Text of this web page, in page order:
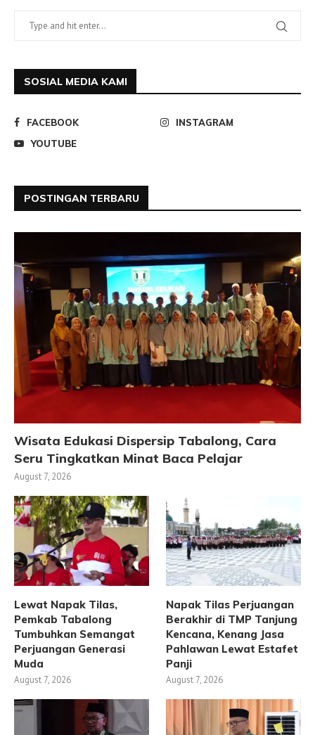
SOSIAL MEDIA KAMI
FACEBOOK
INSTAGRAM
YOUTUBE
POSTINGAN TERBARU
Wisata Edukasi Dispersip Tabalong, Cara
Seru Tingkatkan Minat Baca Pelajar
August 7, 2026
Lewat Napak Tilas,
Pemkab Tabalong
Tumbuhkan Semangat
Perjuangan Generasi
Muda
August 7, 2026
Napak Tilas Perjuangan
Berakhir di TMP Tanjung
Kencana, Kenang Jasa
Pahlawan Lewat Estafet
Panji
August 7, 2026